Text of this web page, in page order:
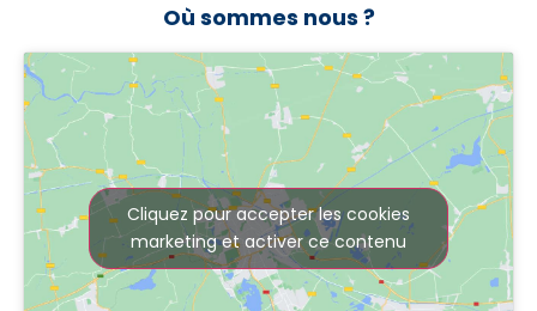
Où sommes nous ?
Cliquez pour accepter les cookies
marketing et activer ce contenu